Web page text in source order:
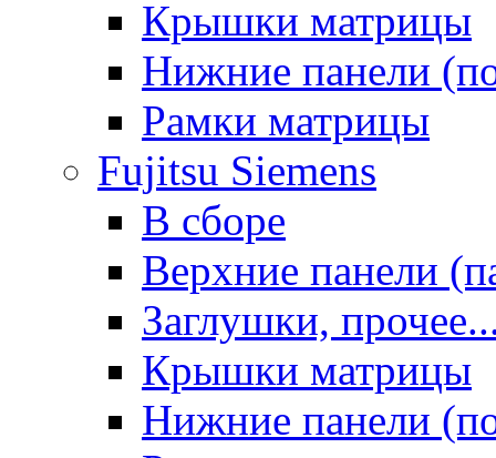
Крышки матрицы
Нижние панели
Рамки матрицы
Fujitsu Siemens
В сборе
Верхние панели
Заглушки,
Крышки матрицы
Нижние панели